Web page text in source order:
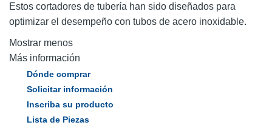
Estos cortadores de tubería han sido diseñados para
optimizar el desempeño con tubos de acero inoxidable.
Mostrar menos
Más información
Dónde comprar
Solicitar información
Inscriba su producto
Lista de Piezas